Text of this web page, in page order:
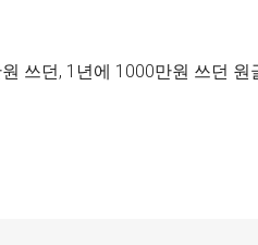
쓰던, 1년에 1000만원 쓰던